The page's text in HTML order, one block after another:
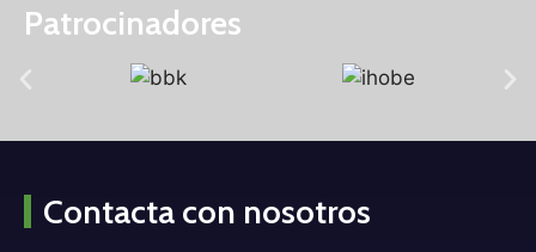
Patrocinadores
Contacta con nosotros